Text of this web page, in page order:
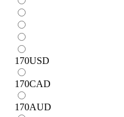
170USD
170CAD
170AUD